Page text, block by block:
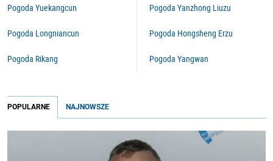
Pogoda Yuekangcun
Pogoda Longniancun
Pogoda Rikang
Pogoda Yanzhong Liuzu
Pogoda Hongsheng Erzu
Pogoda Yangwan
POPULARNE NAJNOWSZE